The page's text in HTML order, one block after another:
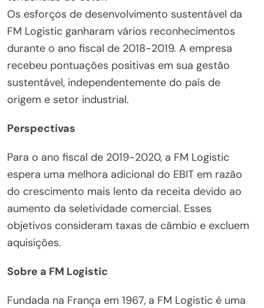
Os esforços de desenvolvimento sustentável da
FM Logistic ganharam vários reconhecimentos
durante o ano fiscal de 2018-2019. A empresa
recebeu pontuações positivas em sua gestão
sustentável, independentemente do país de
origem e setor industrial.
Perspectivas
Para o ano fiscal de 2019-2020, a FM Logistic
espera uma melhora adicional do EBIT em razão
do crescimento mais lento da receita devido ao
aumento da seletividade comercial. Esses
objetivos consideram taxas de câmbio e excluem
aquisições.
Sobre a FM Logistic
Fundada na França em 1967, a FM Logistic é uma